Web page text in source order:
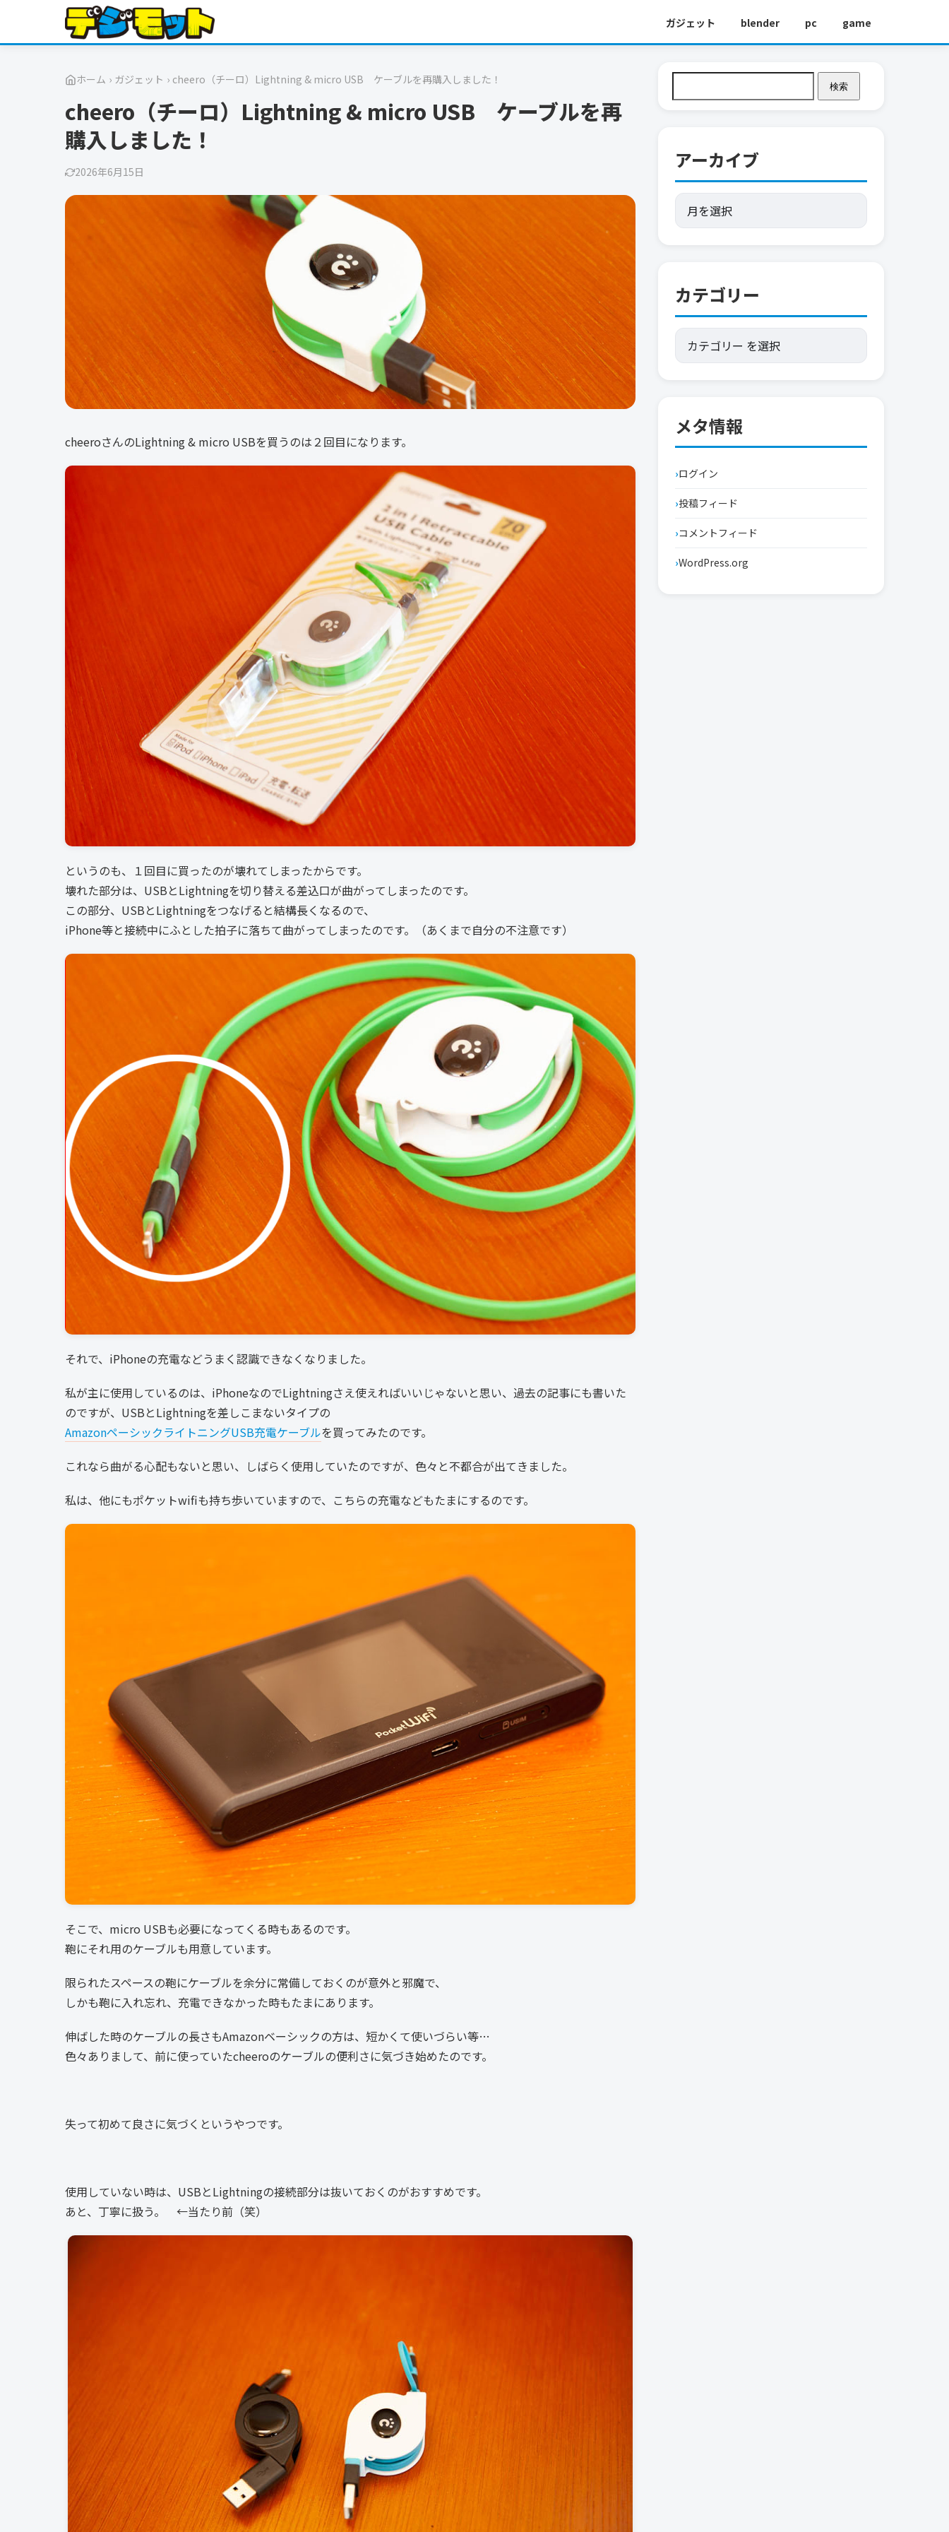
ガジェット blender pc game
ホーム › ガジェット › cheero（チーロ）Lightning & micro USB ケーブルを再購入しました！
cheero（チーロ）Lightning & micro USB ケーブルを再
購入しました！
2026年6月15日
cheeroさんのLightning & micro USBを買うのは２回目になります。
というのも、１回目に買ったのが壊れてしまったからです。
壊れた部分は、USBとLightningを切り替える差込口が曲がってしまったのです。
この部分、USBとLightningをつなげると結構長くなるので、
iPhone等と接続中にふとした拍子に落ちて曲がってしまったのです。（あくまで自分の不注意です）
それで、iPhoneの充電などうまく認識できなくなりました。
私が主に使用しているのは、iPhoneなのでLightningさえ使えればいいじゃないと思い、過去の記事にも書いた
のですが、USBとLightningを差しこまないタイプの
AmazonペーシックライトニングUSB充電ケーブルを買ってみたのです。
これなら曲がる心配もないと思い、しばらく使用していたのですが、色々と不都合が出てきました。
私は、他にもポケットwifiも持ち歩いていますので、こちらの充電などもたまにするのです。
そこで、micro USBも必要になってくる時もあるのです。
鞄にそれ用のケーブルも用意しています。
限られたスペースの鞄にケーブルを余分に常備しておくのが意外と邪魔で、
しかも鞄に入れ忘れ、充電できなかった時もたまにあります。
伸ばした時のケーブルの長さもAmazonベーシックの方は、短かくて使いづらい等…
色々ありまして、前に使っていたcheeroのケーブルの便利さに気づき始めたのです。
失って初めて良さに気づくというやつです。
使用していない時は、USBとLightningの接続部分は抜いておくのがおすすめです。
あと、丁寧に扱う。 ←当たり前（笑）
検索
アーカイブ
カテゴリー
メタ情報
ログイン
投稿フィード
コメントフィード
WordPress.org